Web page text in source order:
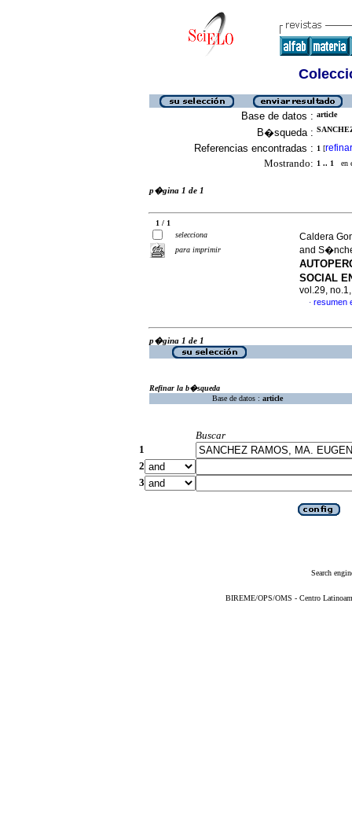
Base de datos : article
B�squeda :
Referencias encontradas : 1 [refinar
Mostrando: 1 .. 1 en
p�gina 1 de 1
1 / 1
selecciona
para imprimir
Caldera
and
SOCIAL
vol.29,
· resumen
p�gina 1 de 1
Refinar la b�squeda
Base de datos : article
Buscar
1
2
3
Search
BIREME/OPS/OMS - Centro